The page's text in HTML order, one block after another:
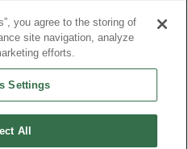
alcooliques aux mineurs de
18 ans
est exigée au moment de la vente
la santé publique, Aar.l.3342-1 et l.3353-3
you agree to the storing of
site navigation, analyze
efforts.
Settings
All